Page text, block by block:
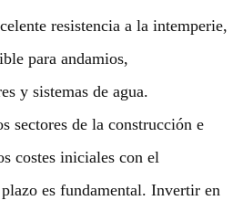
resistencia a la intemperie,
para andamios,
y sistemas de agua.
sectores de la construcción e
costes iniciales con el
es fundamental. Invertir en